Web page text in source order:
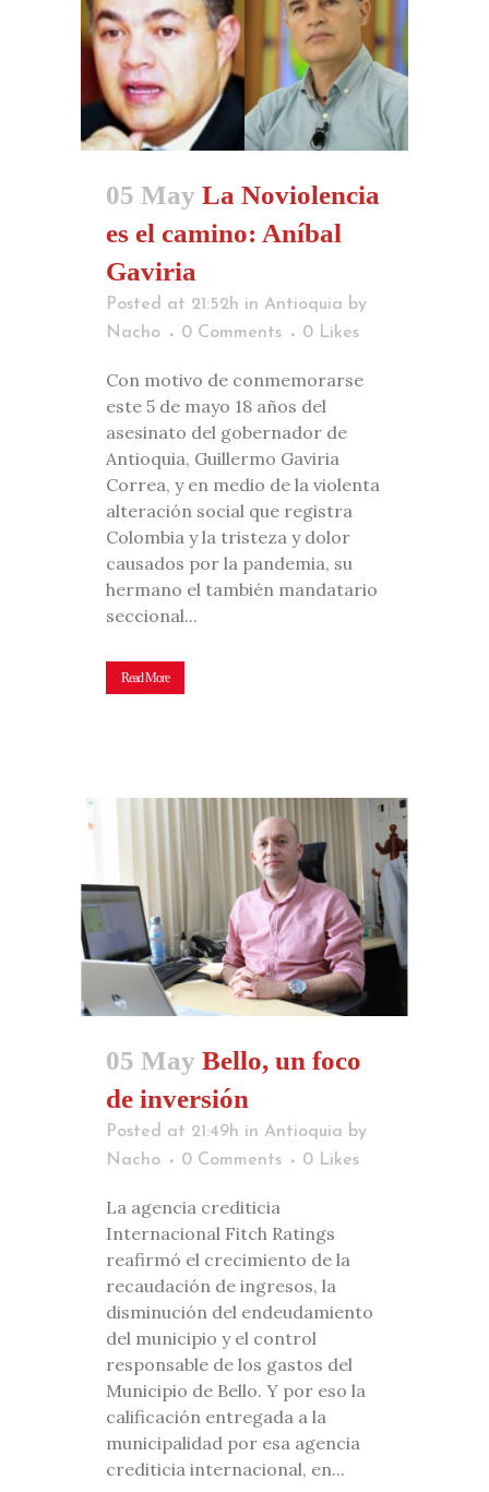
05 May La Noviolencia
es el camino: Aníbal
Gaviria
Posted at 21:52h in Antioquia by
Nacho
0 Comments 0 Likes
Con motivo de conmemorarse
este 5 de mayo 18 años del
asesinato del gobernador de
Antioquia, Guillermo Gaviria
Correa, y en medio de la violenta
alteración social que registra
Colombia y la tristeza y dolor
causados por la pandemia, su
hermano el también mandatario
seccional...
Read More
05 May Bello, un foco
de inversión
Posted at 21:49h in Antioquia by
Nacho
0 Comments 0 Likes
La agencia crediticia
Internacional Fitch Ratings
reafirmó el crecimiento de la
recaudación de ingresos, la
disminución del endeudamiento
del municipio y el control
responsable de los gastos del
Municipio de Bello. Y por eso la
calificación entregada a la
municipalidad por esa agencia
crediticia internacional, en...